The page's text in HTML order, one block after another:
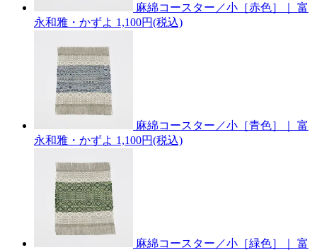
麻綿コースター／小［赤色］｜ 富
永和雅・かずよ 1,100円(税込)
麻綿コースター／小［青色］｜ 富
永和雅・かずよ 1,100円(税込)
麻綿コースター／小［緑色］｜ 富